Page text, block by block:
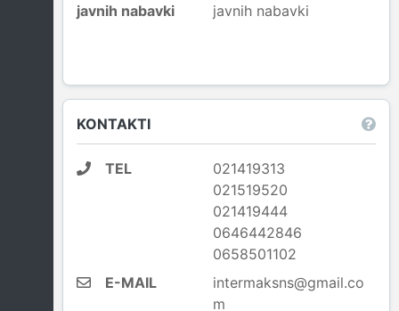
javnih nabavki
javnih nabavki
KONTAKTI
TEL
021419313
021519520
021419444
0646442846
0658501102
E-MAIL
intermaksns@gmail.co
m